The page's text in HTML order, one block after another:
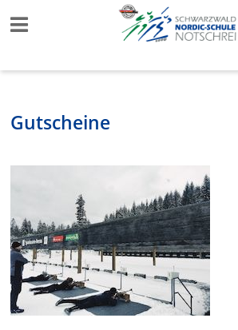
Gutscheine